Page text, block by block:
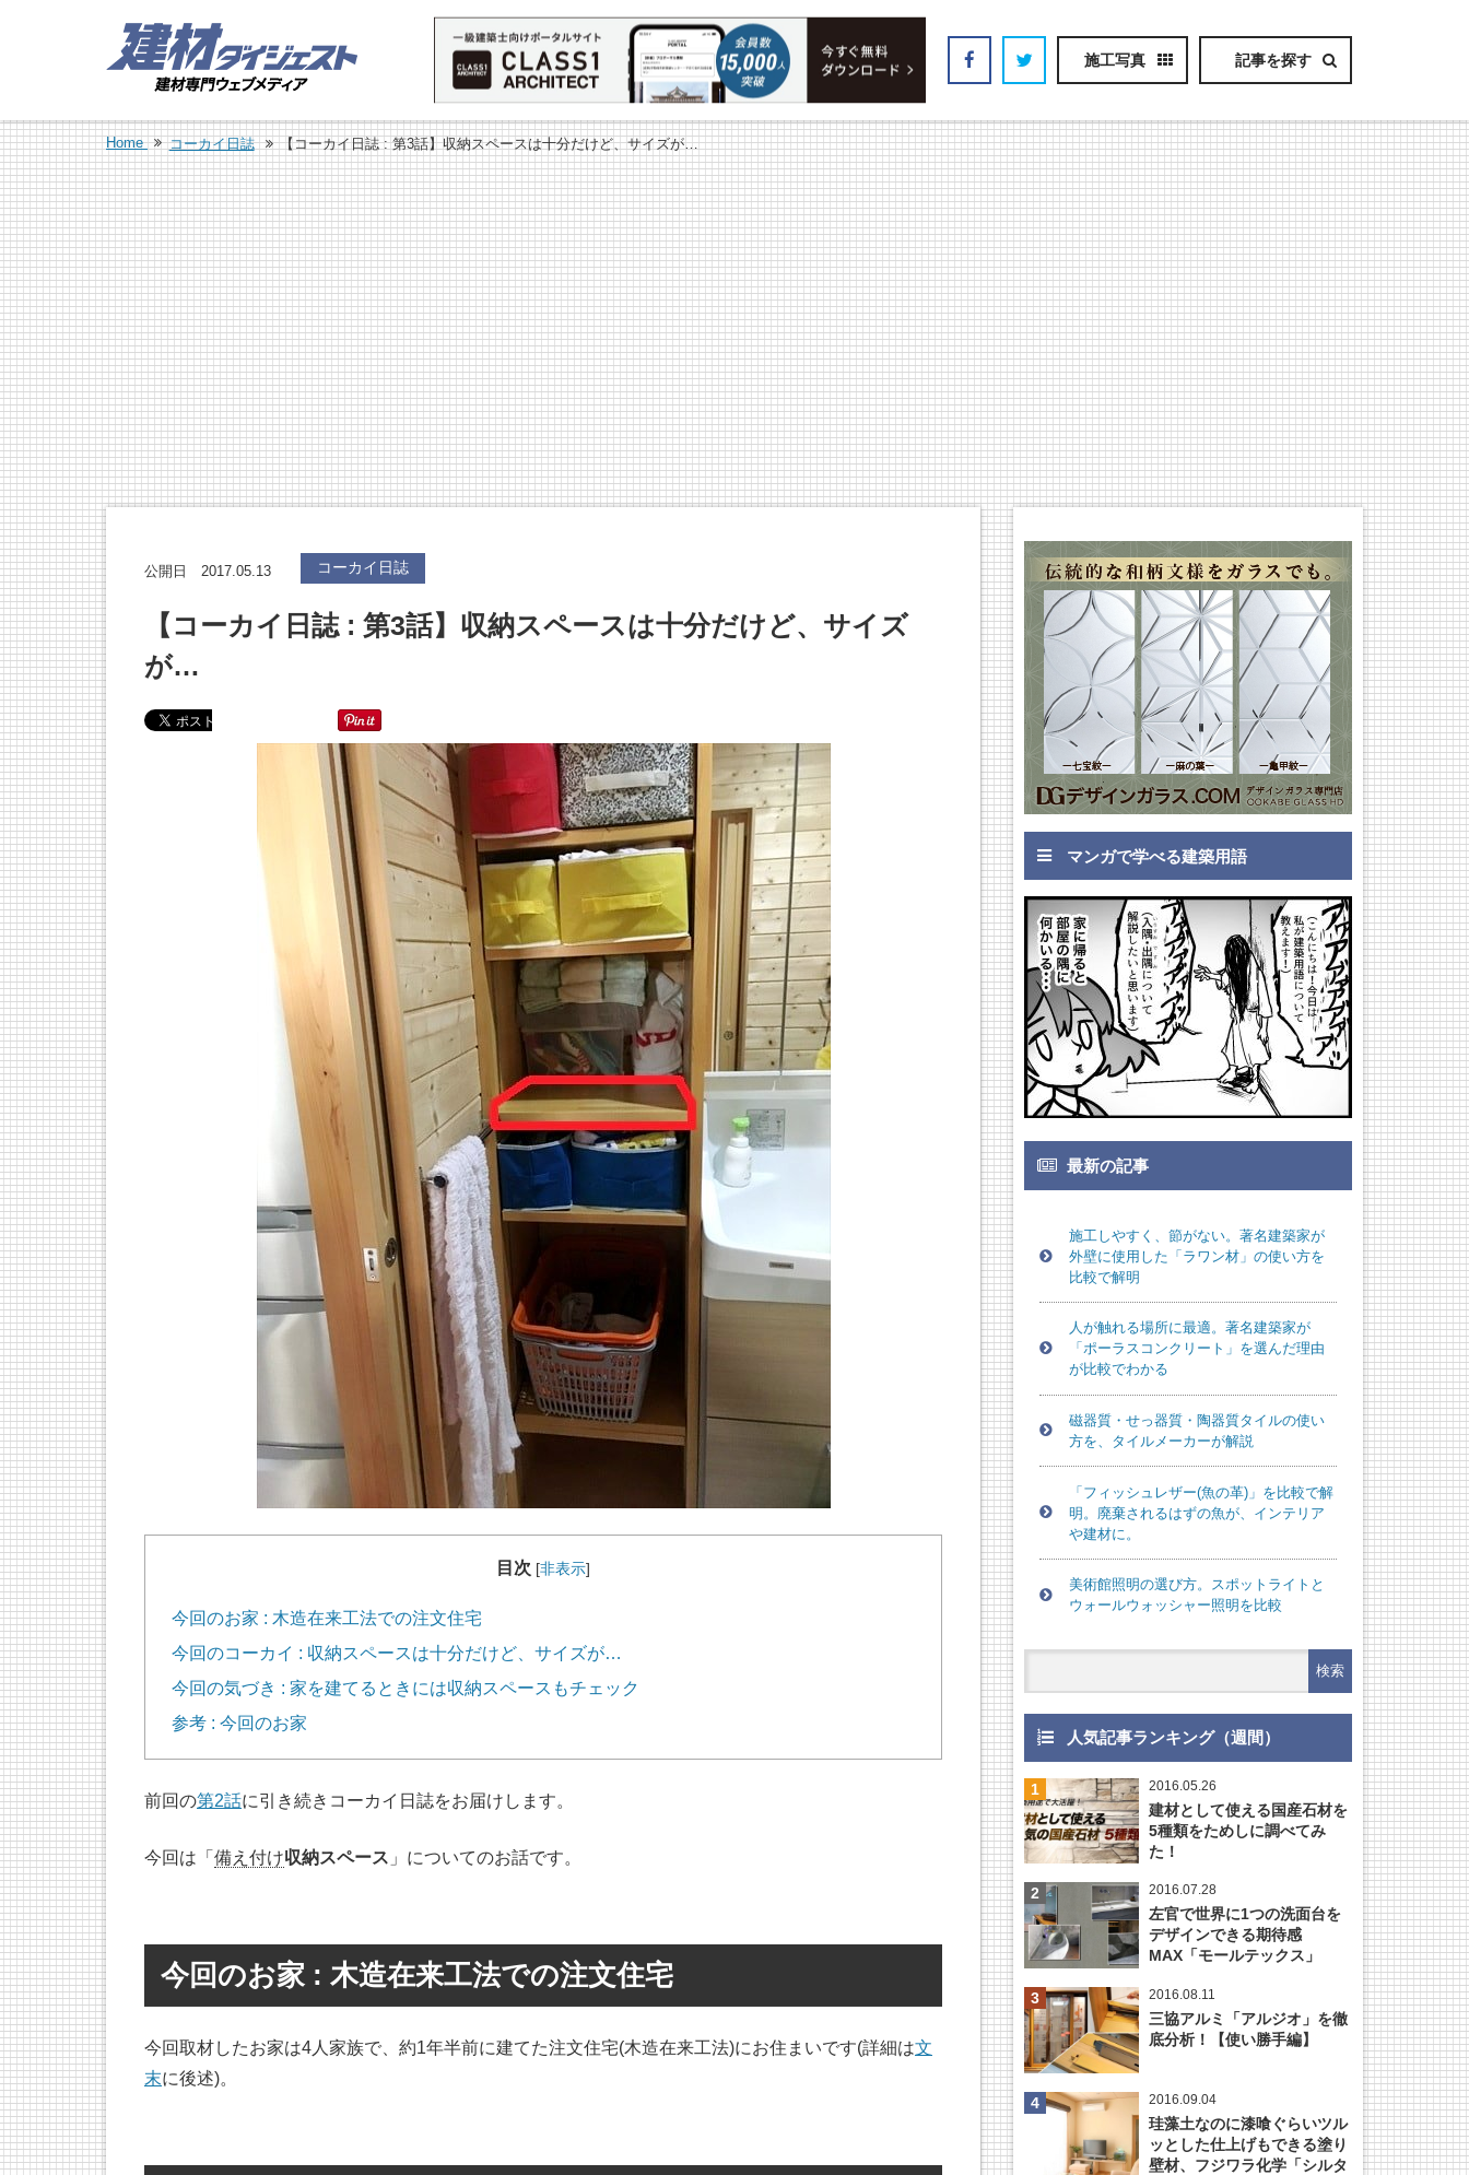
施工写真 記事を探す
Home コーカイ日誌 【コーカイ日誌 : 第3話】収納スペースは十分だけど、サイズが…
公開日 2017.05.13 コーカイ日誌
【コーカイ日誌 : 第3話】収納スペースは十分だけど、サイズ
が…
目次 [非表示]
今回のお家 : 木造在来工法での注文住宅
今回のコーカイ : 収納スペースは十分だけど、サイズが…
今回の気づき : 家を建てるときには収納スペースもチェック
参考 : 今回のお家
前回の第2話に引き続きコーカイ日誌をお届けします。
今回は「 備え付け収納スペース 」についてのお話です。
今回のお家 : 木造在来工法での注文住宅
今回取材したお家は4人家族で、約1年半前に建てた注文住宅(木造在来工法)にお住まいです(詳細は文
末に後述)。
マンガで学べる建築用語
最新の記事
施工しやすく、節がない。著名建築家が
外壁に使用した「ラワン材」の使い方を
比較で解明
人が触れる場所に最適。著名建築家が
「ポーラスコンクリート」を選んだ理由
が比較でわかる
磁器質・せっ器質・陶器質タイルの使い
方を、タイルメーカーが解説
「フィッシュレザー(魚の革)」を比較で解
明。廃棄されるはずの魚が、インテリア
や建材に。
美術館照明の選び方。スポットライトと
ウォールウォッシャー照明を比較
人気記事ランキング（週間）
2016.05.26
建材として使える国産石材を
5種類をためしに調べてみ
た！
2016.07.28
左官で世界に1つの洗面台を
デザインできる期待感
MAX「モールテックス」
2016.08.11
三協アルミ「アルジオ」を徹
底分析！【使い勝手編】
2016.09.04
珪藻土なのに漆喰ぐらいツル
ッとした仕上げもできる塗り
壁材、フジワラ化学「シルタ